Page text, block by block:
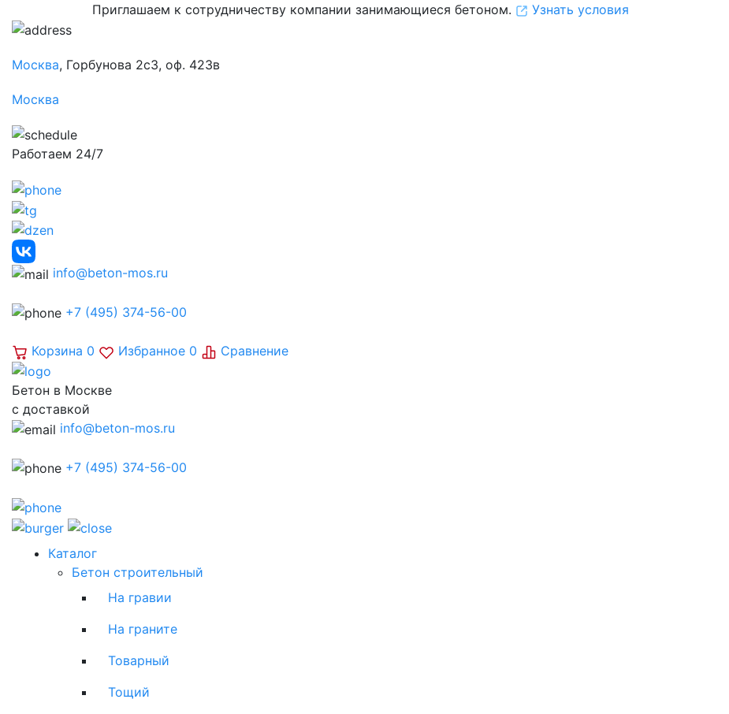
Приглашаем к сотрудничеству компании занимающиеся бетоном. Узнать условия
Москва, Горбунова 2с3, оф. 423в
Москва
Работаем 24/7
info@beton-mos.ru
+7 (495) 374-56-00
Корзина 0 Избранное 0 Сравнение
Бетон в Москве
с доставкой
info@beton-mos.ru
+7 (495) 374-56-00
Каталог
Бетон строительный
На гравии
На граните
Товарный
Тощий